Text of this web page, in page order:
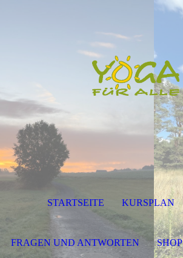
STARTSEITE KURSPLAN
FRAGEN UND ANTWORTEN SHOP